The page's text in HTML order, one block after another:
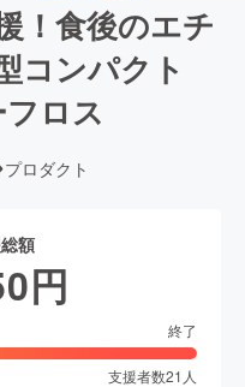
！食後のエチ
コンパクト
ロス
プロダクト
額
円
終了
支援者数21 人